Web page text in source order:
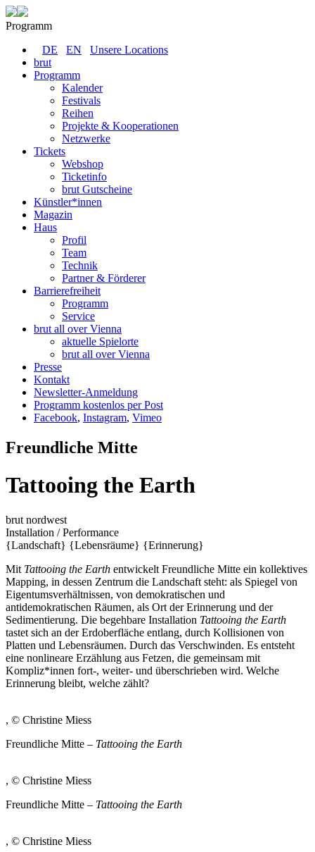
Programm
DE
EN
Unsere Locations
brut
Programm
Kalender
Festivals
Reihen
Projekte & Kooperationen
Netzwerke
Tickets
Webshop
Ticketinfo
brut Gutscheine
Künstler*innen
Magazin
Haus
Profil
Team
Technik
Partner & Förderer
Barrierefreiheit
Programm
Service
brut all over Vienna
aktuelle Spielorte
brut all over Vienna
Presse
Kontakt
Newsletter-Anmeldung
Programm kostenlos per Post
Facebook, Instagram, Vimeo
Freundliche Mitte
Tattooing the Earth
brut nordwest
Installation / Performance
{Landschaft} {Lebensräume} {Erinnerung}
Mit Tattooing the Earth entwickelt Freundliche Mitte ein kollektives
Mapping, in dessen Zentrum die Landschaft steht: als Spiegel von
Eigentumsverhältnissen, von demokratischen und
antidemokratischen Räumen, als Ort der Erinnerung und der
Sedimentierung. Die begehbare Installation Tattooing the Earth
tastet sich an der Erdoberfläche entlang, durch Kollisionen von
Platten und Lebensräumen. Durch das Verschwinden. Es entsteht
eine nonlineare Erzählung aus Fetzen, die gemeinsam mit
Kompliz*innen fort-, weiter- und überschrieben wird. Welche
Erinnerung bleibt, welche zählt?
, © Christine Miess
Freundliche Mitte – Tattooing the Earth
, © Christine Miess
Freundliche Mitte – Tattooing the Earth
, © Christine Miess